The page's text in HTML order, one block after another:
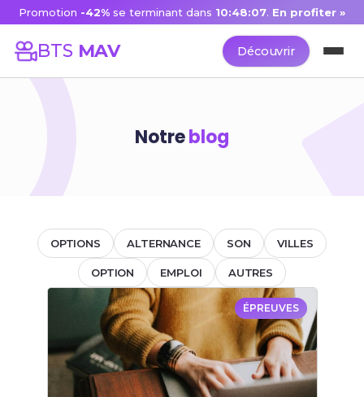
Promotion -42% se terminant dans 10:48:07. En profiter »
BTS MAV Découvrir
Notreblog
OPTIONS ALTERNANCE SON VILLES
OPTION EMPLOI AUTRES
ÉPREUVES